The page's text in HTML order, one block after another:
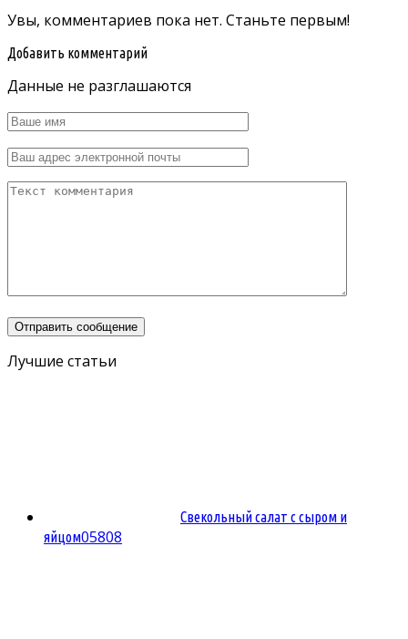
Увы, комментариев пока нет. Станьте первым!
Добавить комментарий
Данные не разглашаются
Лучшие статьи
Свекольный салат с сыром и
яйцом05808